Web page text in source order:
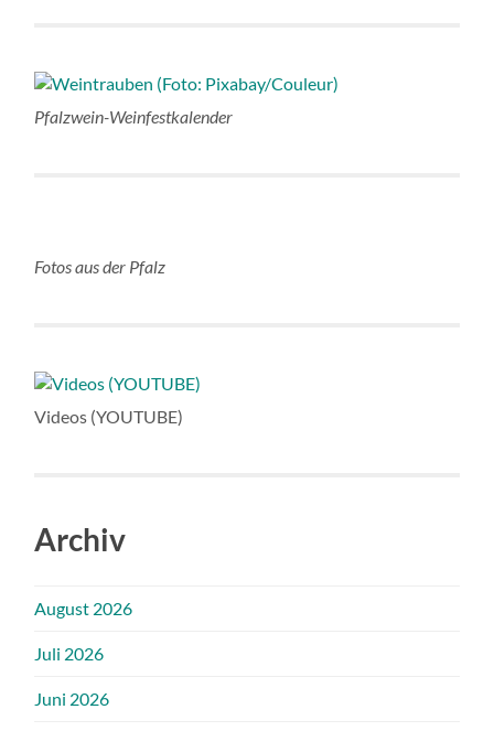
Pfalzwein-Weinfestkalender
Fotos aus der Pfalz
Videos (YOUTUBE)
Archiv
August 2026
Juli 2026
Juni 2026